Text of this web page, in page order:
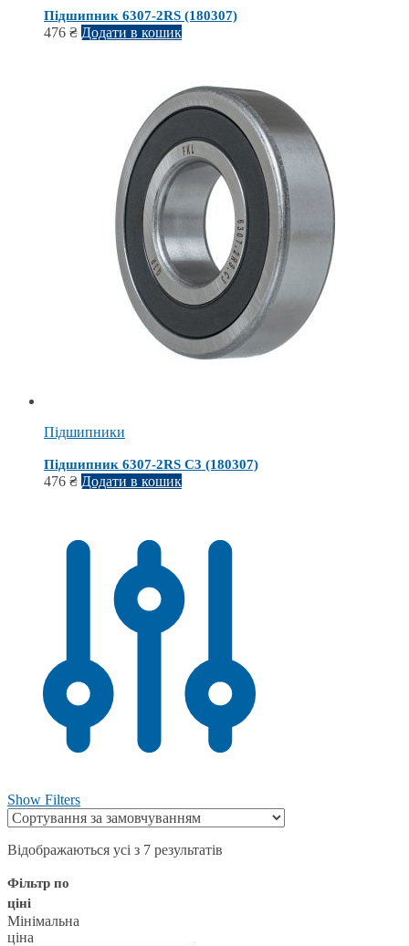
Підшипник 6307-2RS (180307)
476 ₴ Додати в кошик
Підшипники
Підшипник 6307-2RS C3 (180307)
476 ₴ Додати в кошик
Show Filters
Відображаються усі з 7 результатів
Фільтр по
ціні
Мінімальна
ціна